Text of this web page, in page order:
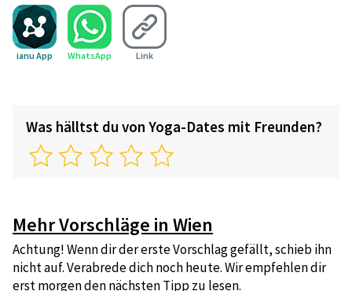
ianu App WhatsApp Link
Was hälltst du von Yoga-Dates mit Freunden?
Mehr Vorschläge in Wien
Achtung! Wenn dir der erste Vorschlag gefällt, schieb ihn
nicht auf. Verabrede dich noch heute. Wir empfehlen dir
erst morgen den nächsten Tipp zu lesen.